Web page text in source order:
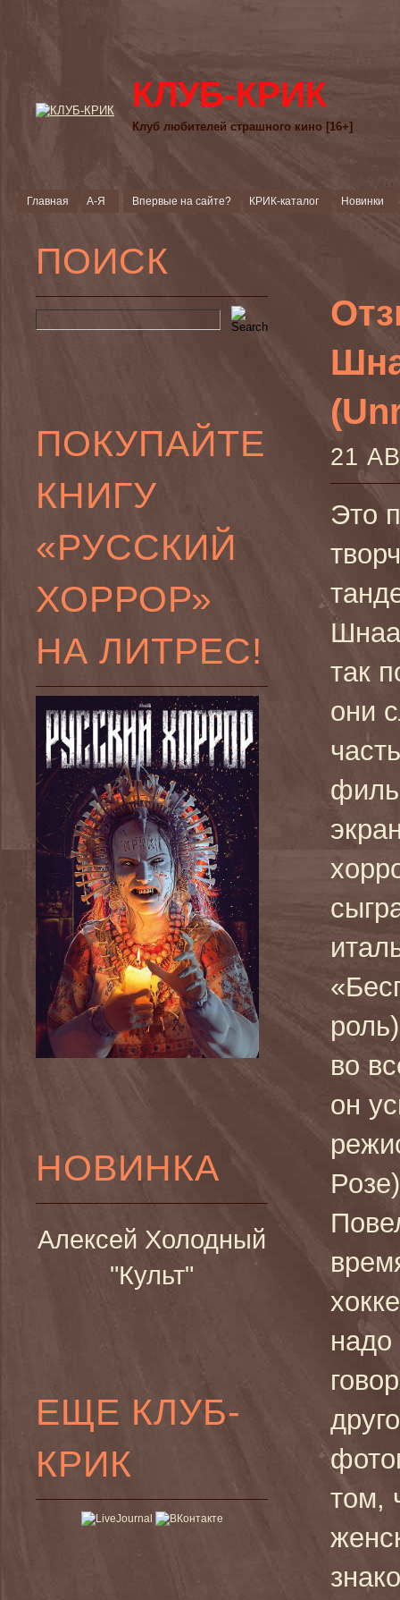
КЛУБ-КРИК
Клуб любителей страшного кино [16+]
Главная А-Я Впервые на сайте? КРИК-каталог Новинки
ПОИСК
ПОКУПАЙТЕ
КНИГУ
«РУССКИЙ
ХОРРОР»
НА ЛИТРЕС!
НОВИНКА
Алексей Холодный
"Культ"
ЕЩЕ КЛУБ-
КРИК
21
Это
так
они
во
он
надо
том,